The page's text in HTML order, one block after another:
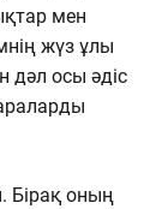
мен
жүз ұлы
дәл осы әдіс
Бірақ оның